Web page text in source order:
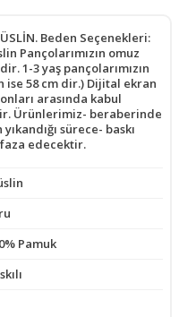
Beden Seçenekleri:
Pançolarımızın omuz
1-3 yaş pançolarımızın
ise 58 cm dir.) Dijital ekran
arasında kabul
Ürünlerimiz- beraberinde
sürece- baskı
edecektir.
Pamuk